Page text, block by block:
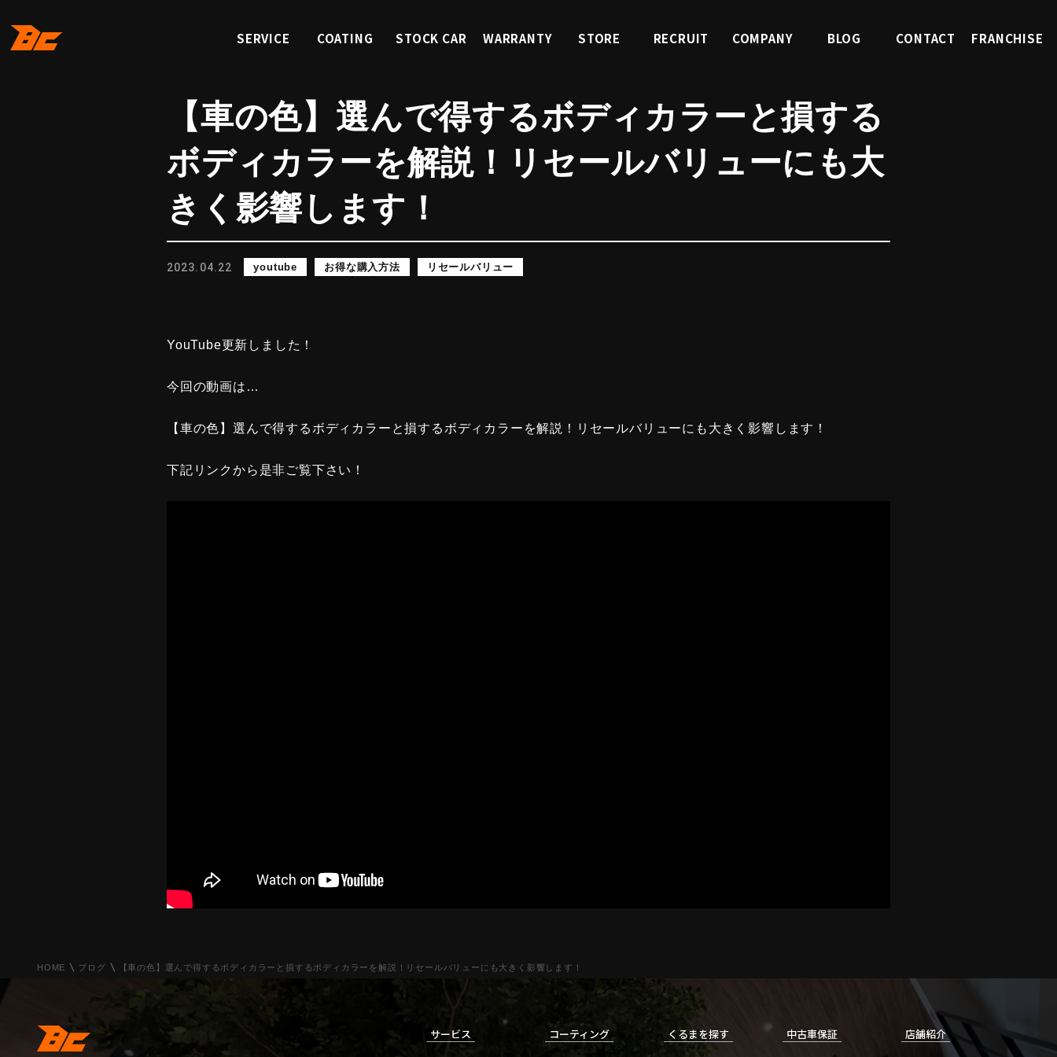
SERVICE
COATING
STOCK CAR
WARRANTY
STORE
RECRUIT
COMPANY
BLOG
CONTACT
FRANCHISE
【車の色】選んで得するボディカラーと損する
ボディカラーを解説！リセールバリューにも大
きく影響します！
2023.04.22 youtube お得な購入方法 リセールバリュー
YouTube更新しました！
今回の動画は…
【車の色】選んで得するボディカラーと損するボディカラーを解説！リセールバリューにも大きく影響します！
下記リンクから是非ご覧下さい！
HOME ブログ 【車の色】選んで得するボディカラーと損するボディカラーを解説！リセールバリューにも大きく影響します！
サービス コーティング くるまを探す 中古車保証 店舗紹介